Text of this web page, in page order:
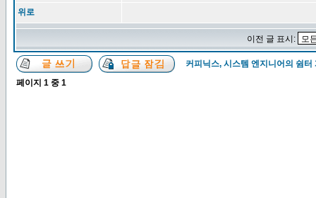
위로
이전 글 표시:
커피닉스, 시스템 엔지니어의 쉼터
페이지 1 중 1